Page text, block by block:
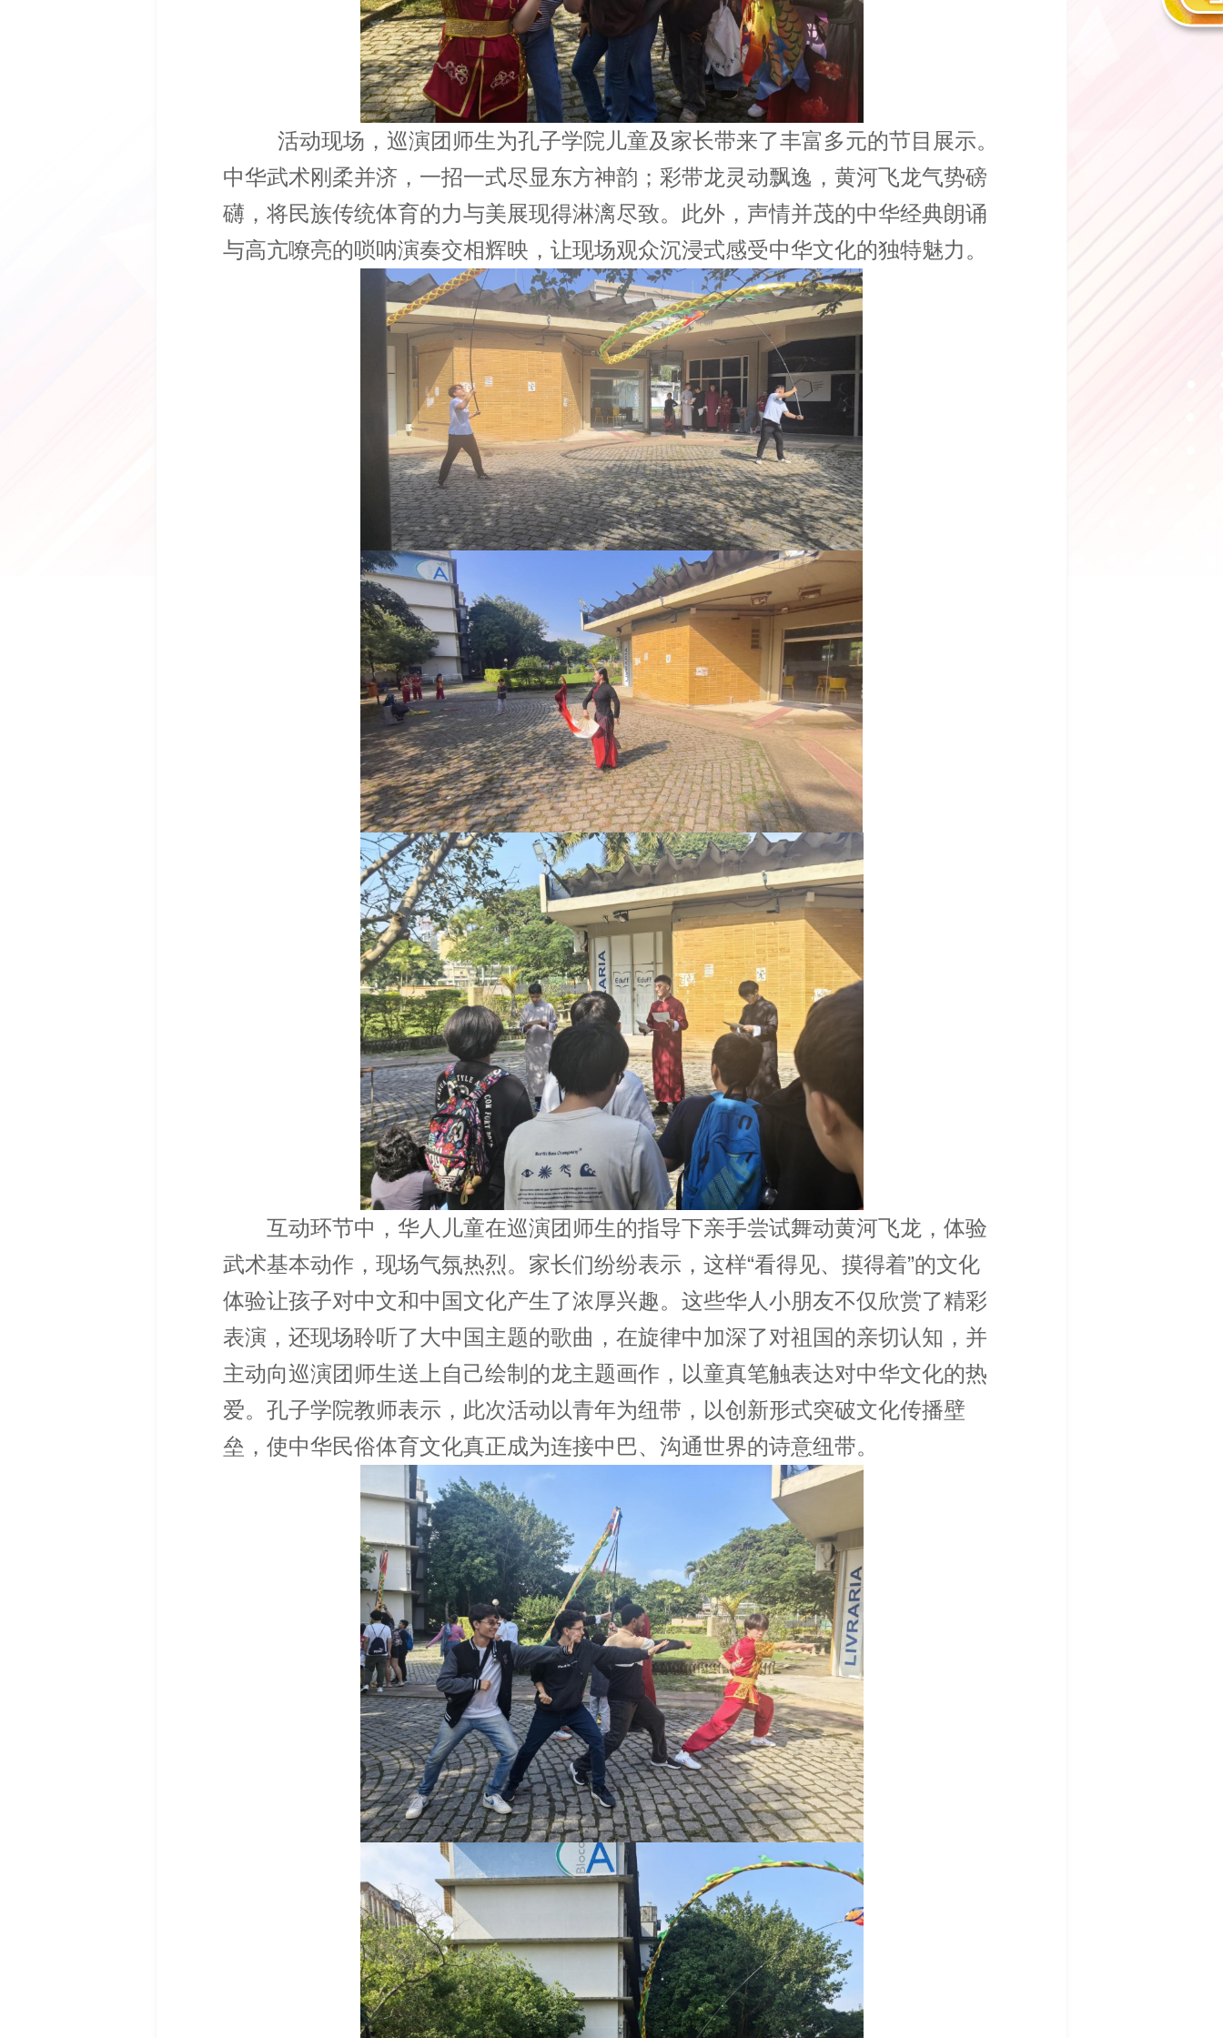
活动现场，巡演团师生为孔子学院儿童及家长带来了丰富多元的节目展示。
中华武术刚柔并济，一招一式尽显东方神韵；彩带龙灵动飘逸，黄河飞龙气势磅
礴，将民族传统体育的力与美展现得淋漓尽致。此外，声情并茂的中华经典朗诵
与高亢嘹亮的唢呐演奏交相辉映，让现场观众沉浸式感受中华文化的独特魅力。
互动环节中，华人儿童在巡演团师生的指导下亲手尝试舞动黄河飞龙，体验
武术基本动作，现场气氛热烈。家长们纷纷表示，这样“看得见、摸得着”的文化
体验让孩子对中文和中国文化产生了浓厚兴趣。这些华人小朋友不仅欣赏了精彩
表演，还现场聆听了大中国主题的歌曲，在旋律中加深了对祖国的亲切认知，并
主动向巡演团师生送上自己绘制的龙主题画作，以童真笔触表达对中华文化的热
爱。孔子学院教师表示，此次活动以青年为纽带，以创新形式突破文化传播壁
垒，使中华民俗体育文化真正成为连接中巴、沟通世界的诗意纽带。